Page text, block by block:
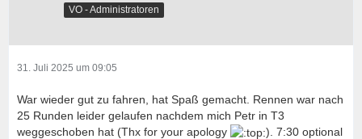
VO - Administratoren
31. Juli 2025 um 09:05
War wieder gut zu fahren, hat Spaß gemacht. Rennen war nach
25 Runden leider gelaufen nachdem mich Petr in T3
weggeschoben hat (Thx for your apology
). 7:30 optional